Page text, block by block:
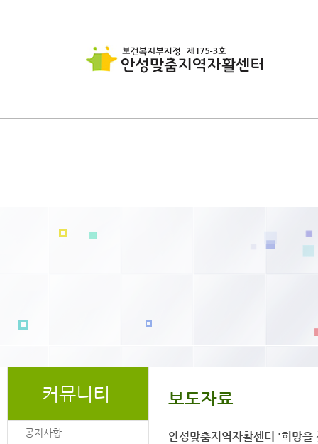
커뮤니티
공지사항
보도자료
안성맞춤지역자활센터 '희망